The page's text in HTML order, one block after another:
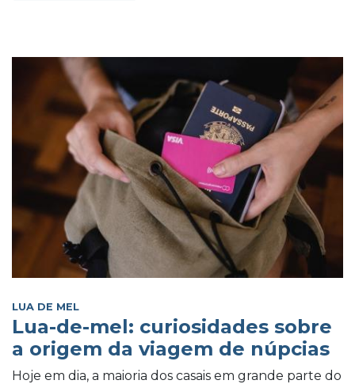
LUA DE MEL
Lua-de-mel: curiosidades sobre
a origem da viagem de núpcias
Hoje em dia, a maioria dos casais em grande parte do